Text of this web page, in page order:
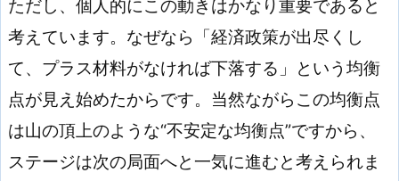
ただし、個人的にこの動きはかなり重要であると
考えています。なぜなら「経済政策が出尽くし
て、プラス材料がなければ下落する」という均衡
点が見え始めたからです。当然ながらこの均衡点
は山の頂上のような“不安定な均衡点”ですから、
ステージは次の局面へと一気に進むと考えられま